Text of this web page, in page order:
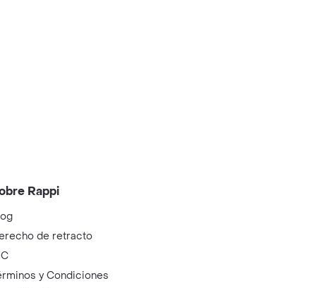
Rappi
de retracto
y Condiciones